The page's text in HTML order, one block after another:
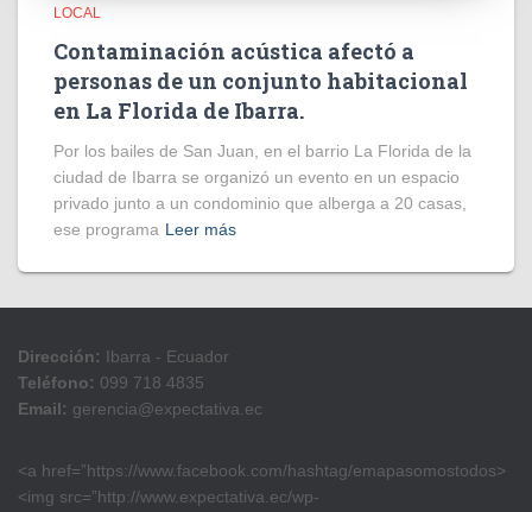
LOCAL
Contaminación acústica afectó a
personas de un conjunto habitacional
en La Florida de Ibarra.
Por los bailes de San Juan, en el barrio La Florida de la
ciudad de Ibarra se organizó un evento en un espacio
privado junto a un condominio que alberga a 20 casas,
ese programa Leer más
Dirección: Ibarra - Ecuador
Teléfono: 099 718 4835
Email: gerencia@expectativa.ec
<a href=”https://www.facebook.com/hashtag/emapasomostodos>
<img src=”http://www.expectativa.ec/wp-